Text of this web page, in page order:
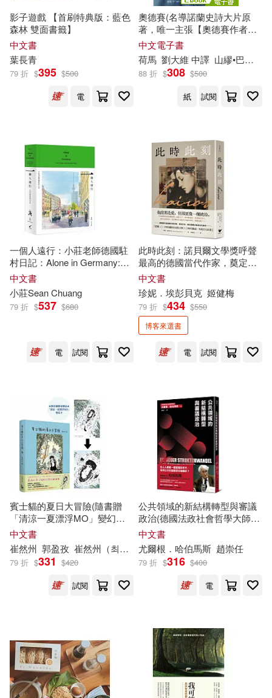
史蒂夫．卡瓦納(24)
本書編輯部(24) 歌德(24)
潘小云(24) 赫曼．赫塞(24)
(德)格林(23) 樫木祐人(23)
藤原カムイ(23)
（法）安德烈·紀德(23)
三嶋与夢(22) 種村有菜(22)
薛金星(22)
白鳥士郎(21)
魯德亞德．吉卜林(21)
（明）程登吉(21)
世一編輯部(20) 小林子(20)
王爾德(20) 邱若龍(20)
劉培傑數學工作室(19)
小林源文(19) 崔鍾雷(19)
BIS(166) 法律出版社(162)
光田(158)
生活‧讀書‧新知三聯書店(158)
重慶出版社(156)
中央編譯出版社(153)
北京理工大學出版社(146)
CBETA 財團法人佛教電子佛典基金
農業部林業試驗所(144)
世界圖書出版公司北京公司(141)
中國計量出版社(140)
滾石(138) 麥田(138)
EuroArts(137)
中國文史出版社(137)
博樂伯樂(136)
光明日報出版社(134)
影子遊戲 【首刷特典版：藍色
森林 雙面書籤】
中文書
葉長青
79 折 $395 $500
電
奧德賽(名導諾蘭史詩大片原
著，唯一主張【奧德賽作者是
女性】傳奇譯本) (電子書)
中文電子書
荷馬 劉大維 中譯 山繆•巴特勒 英譯
88 折 $308 $500
紙
試閱
一個人遠行：小莊老師德國駐
村日記：Alone in Germany:
Sean Chuang’s Artist
Residency Diary
中文書
小莊Sean Chuang
79 折 $537 $680
電 試閱
此時此刻：諾貝爾文學獎呼聲
最高的德國當代作家，奠定國
際文壇地位代表作!(榮獲2024
年國際布克獎大獎，《時代雜
誌》年度百大好書)
中文書
珍妮．埃彭貝克 姬健梅
79 折 $434 $550
博客來選書
電 試閱
賓士貓的夏日大冒險(隨書贈
「清涼一夏漂浮MO」變幻卡)
【賓士貓的森林冒險.第二彈!】
中文書
崔然州 郭盈孜 崔然州（최연주）
79 折 $331 $420
試閱
公共領域的新結構轉型與審議
政治(德國法政社會哲學大師哈
伯馬斯生前最後著作)
中文書
尤爾根．哈伯馬斯 趙崇任
79 折 $316 $400
電